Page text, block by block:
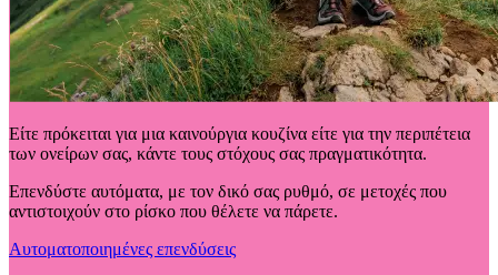
Είτε πρόκειται για μια καινούργια κουζίνα είτε για την περιπέτεια
των ονείρων σας, κάντε τους στόχους σας πραγματικότητα.
Επενδύστε αυτόματα, με τον δικό σας ρυθμό, σε μετοχές που
αντιστοιχούν στο ρίσκο που θέλετε να πάρετε.
Αυτοματοποιημένες επενδύσεις